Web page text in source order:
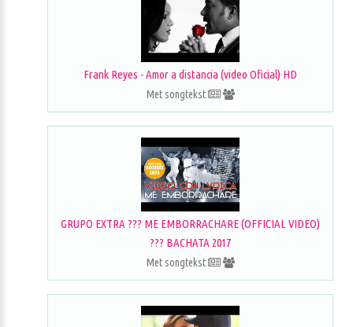
Frank Reyes - Amor a distancia (video Oficial) HD
Met songtekst
GRUPO EXTRA ??? ME EMBORRACHARE (OFFICIAL VIDEO)
??? BACHATA 2017
Met songtekst